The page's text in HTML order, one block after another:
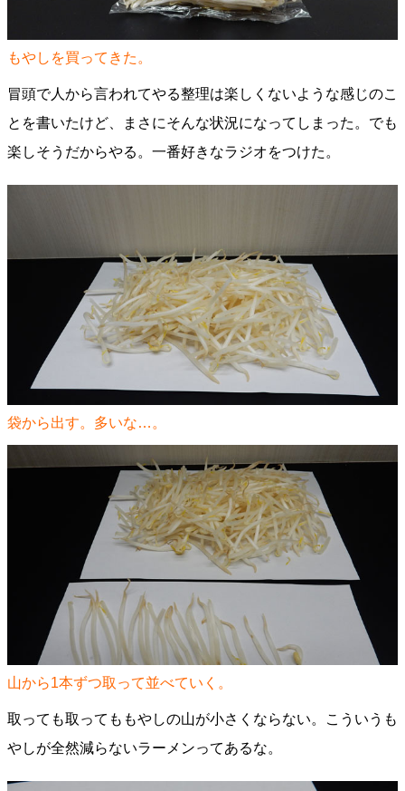
もやしを買ってきた。
冒頭で人から言われてやる整理は楽しくないような感じのこ
とを書いたけど、まさにそんな状況になってしまった。でも
楽しそうだからやる。一番好きなラジオをつけた。
袋から出す。多いな…。
山から1本ずつ取って並べていく。
取っても取ってももやしの山が小さくならない。こういうも
やしが全然減らないラーメンってあるな。